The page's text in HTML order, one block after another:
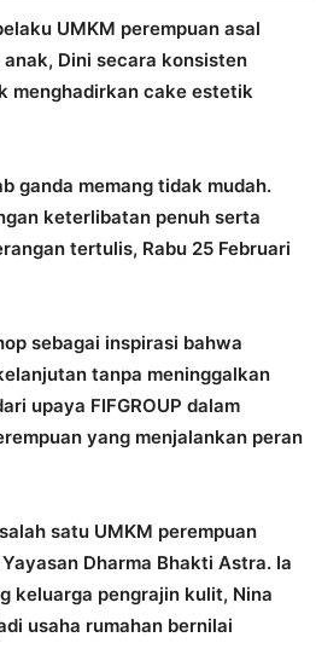
UMKM perempuan asal
Dini secara konsisten
menghadirkan cake estetik
ganda memang tidak mudah.
keterlibatan penuh serta
tertulis, Rabu 25 Februari
sebagai inspirasi bahwa
tanpa meninggalkan
upaya FIFGROUP dalam
yang menjalankan peran
satu UMKM perempuan
Dharma Bhakti Astra. Ia
keluarga pengrajin kulit, Nina
usaha rumahan bernilai